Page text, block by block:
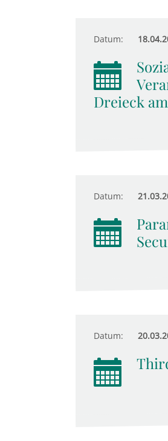
Datum:
Dreieck
Datum:
Datum: